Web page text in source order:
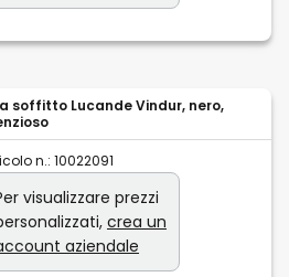
soffitto Lucande Vindur, nero,
n.: 10022091
visualizzare prezzi
crea un
aziendale